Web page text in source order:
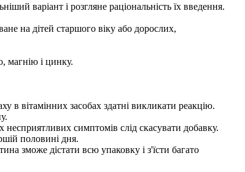
варіант і розгляне раціональність їх введення.
на дітей старшого віку або дорослих,
магнію і цинку.
в вітамінних засобах здатні викликати реакцію.
симптомів слід скасувати добавку.
половині дня.
зможе дістати всю упаковку і з'їсти багато